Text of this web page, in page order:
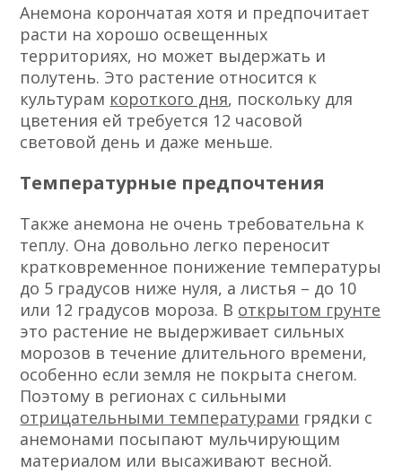
Анемона корончатая хотя и предпочитает
расти на хорошо освещенных
территориях, но может выдержать и
полутень. Это растение относится к
культурам короткого дня, поскольку для
цветения ей требуется 12 часовой
световой день и даже меньше.
Температурные предпочтения
Также анемона не очень требовательна к
теплу. Она довольно легко переносит
кратковременное понижение температуры
до 5 градусов ниже нуля, а листья – до 10
или 12 градусов мороза. В открытом грунте
это растение не выдерживает сильных
морозов в течение длительного времени,
особенно если земля не покрыта снегом.
Поэтому в регионах с сильными
отрицательными температурами грядки с
анемонами посыпают мульчирующим
материалом или высаживают весной.